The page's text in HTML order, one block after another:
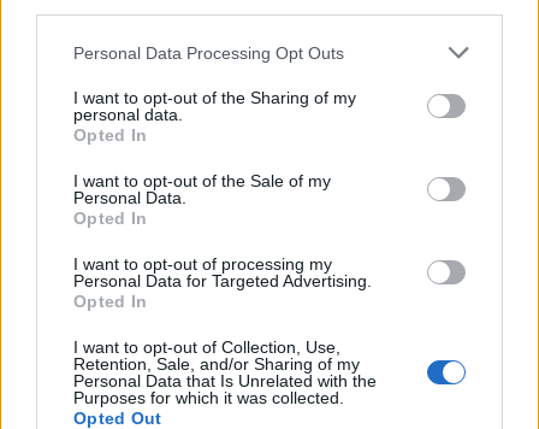
Please note that this website/app uses one or more Google
not limited to your visit or usage behaviour. You may click to
grant or deny consent to Google and its third-party tags to
use your data for below specified purposes in below Google
consent section.
Personal Data Processing Opt Outs
I want to opt-out of the Sharing of my
personal data.
Opted In
I want to opt-out of the Sale of my
Personal Data.
Opted In
I want to opt-out of processing my
Personal Data for Targeted Advertising.
Opted In
I want to opt-out of Collection, Use,
Retention, Sale, and/or Sharing of my
Personal Data that Is Unrelated with the
Purposes for which it was collected.
Opted Out
iszonyat hangos volt, míg Coady a kívántnál
halkabb, s mivel duóról van szó, így azért erősen az
élvezhetőség rovására ment. Néha csak a
szövegekből jöttem rá, hogy általam is kedvelt nóta
megy, mert amúgy kása volt. Ott is hagytam egy
időre, és átmentem az Arena kocsmába, mert ott
akkora autentikus punk buli ment, olyan
közönséggel, amit már ezer éve nem tapasztaltam.
Imádtam az egészet, a vörösborban fetrengő
tarajosokat, a színpadon zajló totális káoszt, és a
zene is teljesen rendben volt. Őskáosz hétfő este
Bécsben, ilyet itthon elképzelni sem tudnék.